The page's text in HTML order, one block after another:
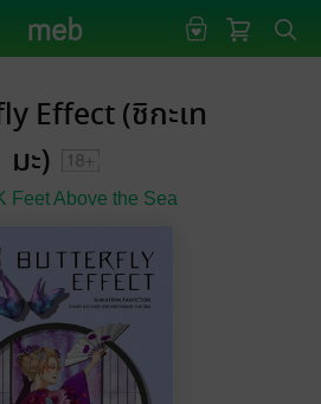
Effect (ชิกะเท
มะ)
Feet Above the Sea